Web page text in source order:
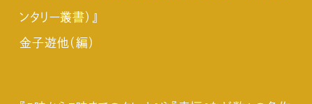
ンタリー叢書）』
金子遊他（編）